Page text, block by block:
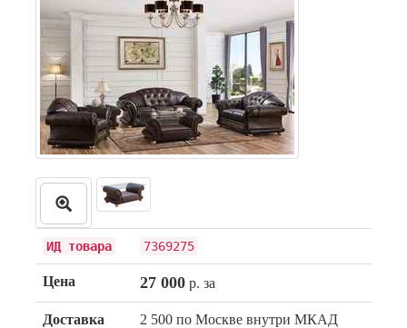
ИД товара 7369275
Цена 27 000р. за
Доставка 2 500 по Москве внутри МКАД